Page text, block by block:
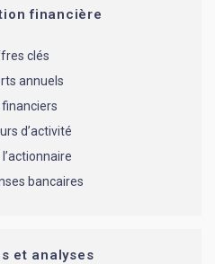
financière
clés
annuels
financiers
d’activité
l’actionnaire
bancaires
et analyses